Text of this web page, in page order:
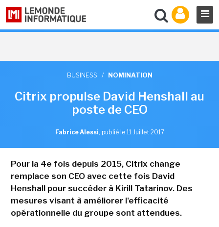
BUSINESS / NOMINATION
Citrix propulse David Henshall au
poste de CEO
Fabrice Alessi, publié le 11 Juillet 2017
Pour la 4e fois depuis 2015, Citrix change
remplace son CEO avec cette fois David
Henshall pour succéder à Kirill Tatarinov. Des
mesures visant à améliorer l'efficacité
opérationnelle du groupe sont attendues.